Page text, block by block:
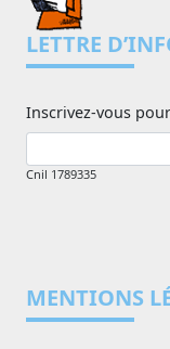
LETTRE
Inscrivez-vous
Cnil 1789335
MENTIONS